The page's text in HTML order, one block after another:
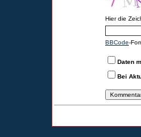
Hier die
BBCode-
Daten
Bei